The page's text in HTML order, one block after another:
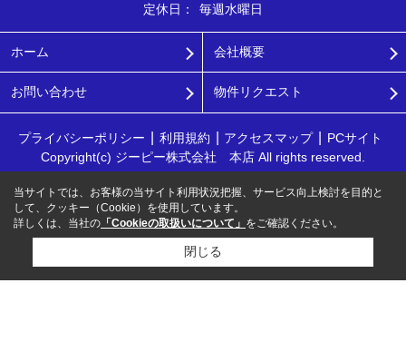
定休日：
毎週水曜日
ホーム 会社概要
お問い合わせ 物件リクエスト
プライバシーポリシー 利用規約 アクセスマップ
PCサイト
Copyright(c) ジーピー株式会社 本店 All rights reserved.
当サイトでは、お客様の当サイト利用状況把握、サービス向上検討を目的と
して、クッキー（Cookie）を使用しています。
詳しくは、当社の 「Cookieの取扱いについて」 をご確認ください。
閉じる